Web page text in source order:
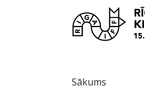
Sākums